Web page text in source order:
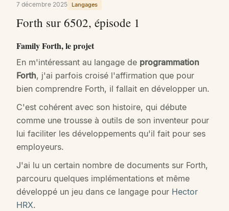
7 décembre 2025 Langages
Forth sur 6502, épisode 1
Family Forth, le projet
En m'intéressant au langage de programmation
Forth, j'ai parfois croisé l'affirmation que pour
bien comprendre Forth, il fallait en développer un.
C'est cohérent avec son histoire, qui débute
comme une trousse à outils de son inventeur pour
lui faciliter les développements qu'il fait pour ses
employeurs.
J'ai lu un certain nombre de documents sur Forth,
parcouru quelques implémentations et même
développé un jeu dans ce langage pour Hector
HRX.